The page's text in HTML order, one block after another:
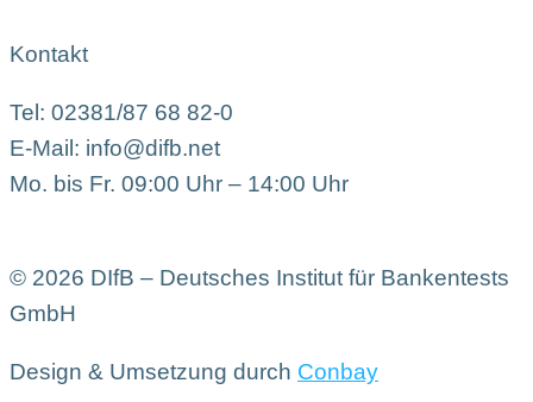
Kontakt
Tel: 02381/87 68 82-0
E-Mail: info@difb.net
Mo. bis Fr. 09:00 Uhr – 14:00 Uhr
© 2026 DIfB – Deutsches Institut für Bankentests
GmbH
Design & Umsetzung durch Conbay